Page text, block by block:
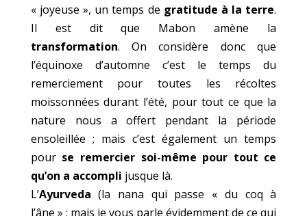
« joyeuse », un temps de gratitude à la terre.
Il est dit que Mabon amène la
transformation. On considère donc que
l’équinoxe d’automne c’est le temps du
remerciement pour toutes les récoltes
moissonnées durant l’été, pour tout ce que la
nature nous a offert pendant la période
ensoleillée ; mais c’est également un temps
pour se remercier soi-même pour tout ce
qu’on a accompli jusque là.
L’Ayurveda (la nana qui passe « du coq à
l’âne » : mais je vous parle évidemment de ce qui